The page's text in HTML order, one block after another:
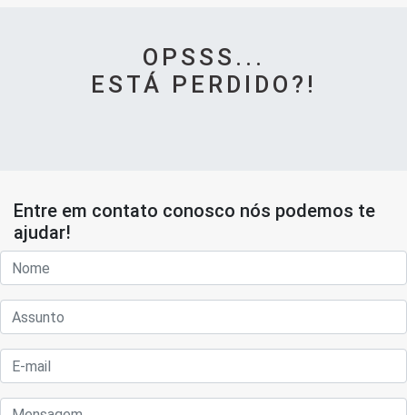
OPSSS...
ESTÁ PERDIDO?!
Entre em contato conosco nós podemos te
ajudar!